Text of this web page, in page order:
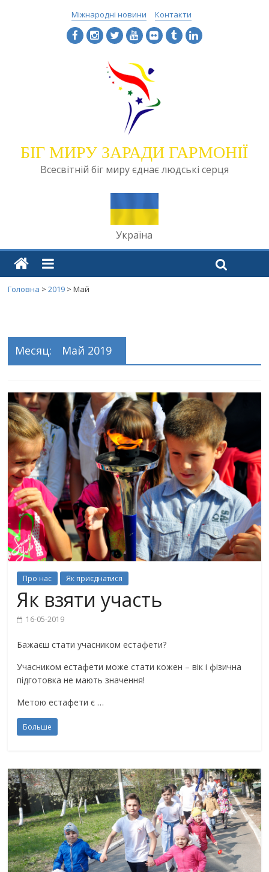
Міжнародні новини Контакти
БІГ МИРУ ЗАРАДИ ГАРМОНІЇ
Всесвітній біг миру єднає людські серця
Україна
Головна >2019 >Май
Месяц: Май 2019
Про нас Як приєднатися
Як взяти участь
16-05-2019
Бажаєш стати учасником естафети?
Учасником естафети може стати кожен – вік і фізична
підготовка не мають значення!
Метою естафети є …
Больше